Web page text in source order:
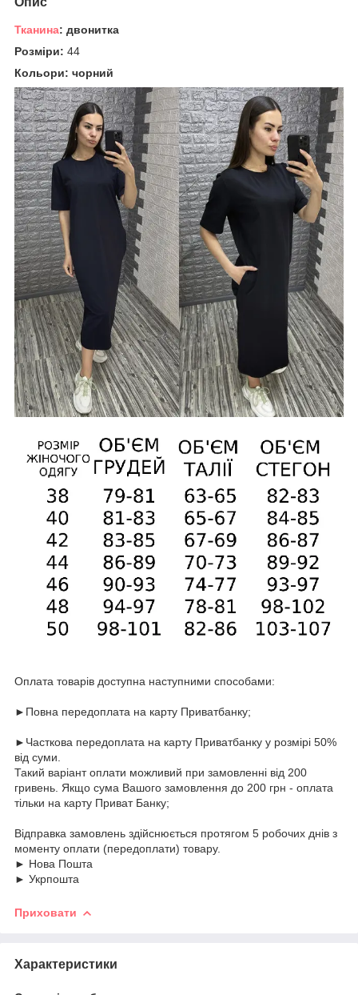
Тканина: двонитка
Розміри: 44
Кольори: чорний
Оплата товарів доступна наступними способами:
►Повна передоплата на карту Приватбанку;
►Часткова передоплата на карту Приватбанку у розмірі 50%
від суми.
Такий варіант оплати можливий при замовленні від 200
гривень. Якщо сума Вашого замовлення до 200 грн - оплата
тільки на карту Приват Банку;
Відправка замовлень здійснюється протягом 5 робочих днів з
моменту оплати (передоплати) товару.
► Нова Пошта
► Укрпошта
Приховати
Характеристики